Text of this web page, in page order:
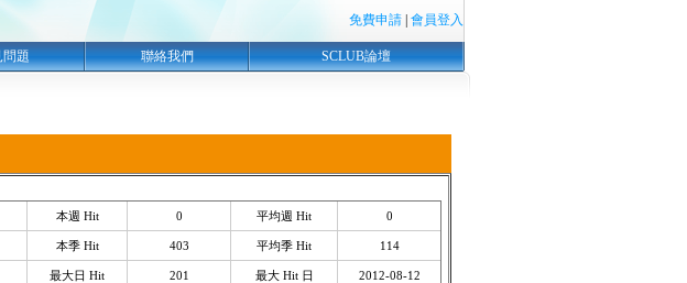
免費申請 會員登入
問題 聯絡我們 SCLUB論壇
本週 Hit 0 平均週 Hit 0
本季 Hit 403 平均季 Hit 114
最大日 Hit 201 最大 Hit 日 2012-08-12